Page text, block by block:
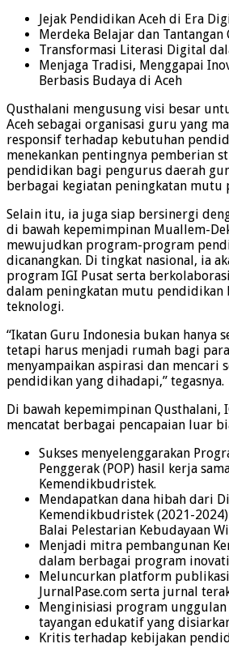
Jejak Pendidikan Aceh di Era
Merdeka Belajar dan Tantangan
Transformasi Literasi Digital
Menjaga Tradisi, Menggapai
Berbasis Budaya di Aceh
Qusthalani mengusung visi besar
Aceh sebagai organisasi guru yang
responsif terhadap kebutuhan
menekankan pentingnya pemberian
pendidikan bagi pengurus daerah
berbagai kegiatan peningkatan mutu
Selain itu, ia juga siap bersinergi
di bawah kepemimpinan Muallem-
mewujudkan program-program
dicanangkan. Di tingkat nasional, ia
program IGI Pusat serta
dalam peningkatan mutu pendidikan
teknologi.
“Ikatan Guru Indonesia bukan hanya
tetapi harus menjadi rumah bagi
menyampaikan aspirasi dan mencari
pendidikan yang dihadapi,” tegasnya.
Di bawah kepemimpinan Qusthalani,
mencatat berbagai pencapaian luar
Sukses menyelenggarakan
Penggerak (POP) hasil kerja
Kemendikbudristek.
Mendapatkan dana hibah dari
Kemendikbudristek (2021-
Balai Pelestarian Kebudayaan
Menjadi mitra pembangunan
dalam berbagai program
Meluncurkan platform
JurnalPase.com serta jurnal
Menginisiasi program unggulan
tayangan edukatif yang
Kritis terhadap kebijakan